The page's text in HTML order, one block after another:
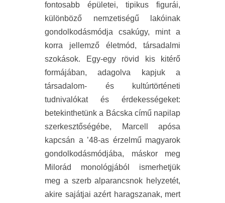
fontosabb épületei, tipikus figurái,
különböző nemzetiségű lakóinak
gondolkodásmódja csakúgy, mint a
korra jellemző életmód, társadalmi
szokások. Egy-egy rövid kis kitérő
formájában, adagolva kapjuk a
társadalom- és kultúrtörténeti
tudnivalókat és érdekességeket:
betekinthetünk a Bácska című napilap
szerkesztőségébe, Marcell apósa
kapcsán a ’48-as érzelmű magyarok
gondolkodásmódjába, máskor meg
Milorád monológjából ismerhetjük
meg a szerb alparancsnok helyzetét,
akire sajátjai azért haragszanak, mert